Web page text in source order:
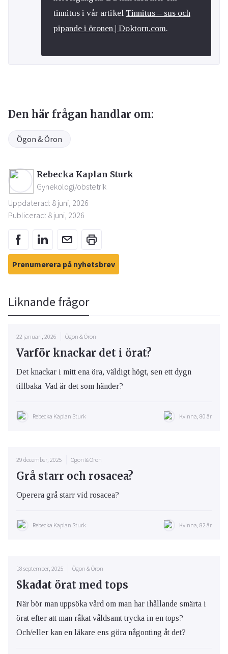
tinnitus i vår artikel Tinnitus – sus och
pipande i öronen | Doktorn.com.
Den här frågan handlar om:
Ögon & Öron
Rebecka Kaplan Sturk
Gynekologi/obstetrik
Uppdaterad: 8 juni, 2026
Publicerad: 8 juni, 2026
Prenumerera på nyhetsbrev
Liknande frågor
22 januari, 2026 Ögon & Öron
Varför knackar det i örat?
Det knackar i mitt ena öra, väldigt högt, sen ett dygn
tillbaka. Vad är det som händer?
Rebecka Kaplan Sturk Kvinna, 80 år
29 december, 2025 Ögon & Öron
Grå starr och rosacea?
Operera grå starr vid rosacea?
Rebecka Kaplan Sturk Kvinna, 82 år
18 september, 2025 Ögon & Öron
Skadat örat med tops
När bör man uppsöka vård om man har ihållande smärta i
örat efter att man råkat våldsamt trycka in en tops?
Och/eller kan en läkare ens göra någonting åt det?